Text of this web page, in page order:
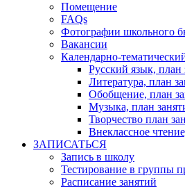
Помещение
FAQs
Фотографии школьного
Вакансии
Календарно-
Русский язык, план
Литература, план
Обобщение, план
Музыка, план
Творчество план
Внеклассное
ЗАПИСАТЬСЯ
Запись в школу
Тестирование в группы
Расписание занятий